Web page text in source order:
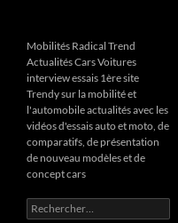
Mobilités Radical Trend
Actualités Cars Voitures
interview essais 1ère site
Trendy sur la mobilité et
l'automobile actualités avec les
vidéos d'essais auto et moto, de
comparatifs, de présentation
de nouveau modèles et de
concept cars
Rechercher :